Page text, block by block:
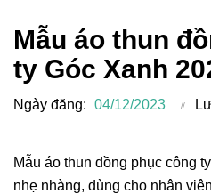
Mẫu áo thun
ty Góc Xanh
Ngày đăng: 04/12/2023
Mẫu áo thun đồng phục công
nhẹ nhàng, dùng cho nhân